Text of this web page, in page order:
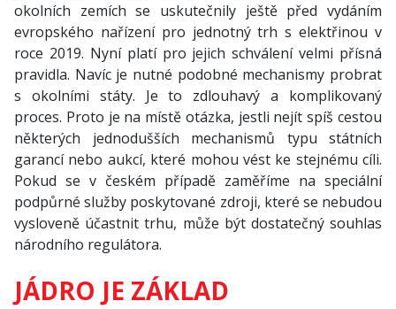
okolních zemích se uskutečnily ještě před vydáním
evropského nařízení pro jednotný trh s elektřinou v
roce 2019. Nyní platí pro jejich schválení velmi přísná
pravidla. Navíc je nutné podobné mechanismy probrat
s okolními státy. Je to zdlouhavý a komplikovaný
proces. Proto je na místě otázka, jestli nejít spíš cestou
některých jednodušších mechanismů typu státních
garancí nebo aukcí, které mohou vést ke stejnému cíli.
Pokud se v českém případě zaměříme na speciální
podpůrné služby poskytované zdroji, které se nebudou
vysloveně účastnit trhu, může být dostatečný souhlas
národního regulátora.
JÁDRO JE ZÁKLAD